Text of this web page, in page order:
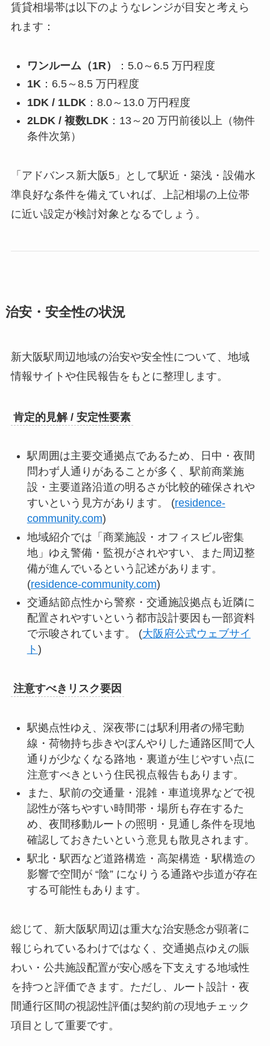
賃貸相場帯は以下のようなレンジが目安と考えら
れます：
ワンルーム（1R）
：5.0～6.5 万円程度
1K：6.5～8.5 万円程度
1DK / 1LDK ：8.0～13.0 万円程度
2LDK / 複数LDK：13～20 万円前後以上（物件
条件次第）
「アドバンス新大阪5」として駅近・築浅・設備水
準良好な条件を備えていれば、上記相場の上位帯
に近い設定が検討対象となるでしょう。
治安・安全性の状況
新大阪駅周辺地域の治安や安全性について、地域
情報サイトや住民報告をもとに整理します。
肯定的見解 / 安定性要素
駅周囲は主要交通拠点であるため、日中・夜間
問わず人通りがあることが多く、駅前商業施
設・主要道路沿道の明るさが比較的確保されや
すいという見方があります。 (residence-
community.com)
地域紹介では「商業施設・オフィスビル密集
地」ゆえ警備・監視がされやすい、また周辺整
備が進んでいるという記述があります。
(residence-community.com)
交通結節点性から警察・交通施設拠点も近隣に
配置されやすいという都市設計要因も一部資料
で示唆されています。 (大阪府公式ウェブサイ
ト )
注意すべきリスク要因
駅拠点性ゆえ、深夜帯には駅利用者の帰宅動
線・荷物持ち歩きやぼんやりした通路区間で人
通りが少なくなる路地・裏道が生じやすい点に
注意すべきという住民視点報告もあります。
また、駅前の交通量・混雑・車道境界などで視
認性が落ちやすい時間帯・場所も存在するた
め、夜間移動ルートの照明・見通し条件を現地
確認しておきたいという意見も散見されます。
駅北・駅西など道路構造・高架構造・駅構造の
影響で空間が “陰” になりうる通路や歩道が存在
する可能性もあります。
総じて、新大阪駅周辺は重大な治安懸念が顕著に
報じられているわけではなく、交通拠点ゆえの賑
わい・公共施設配置が安心感を下支えする地域性
を持つと評価できます。ただし、ルート設計・夜
間通行区間の視認性評価は契約前の現地チェック
項目として重要です。